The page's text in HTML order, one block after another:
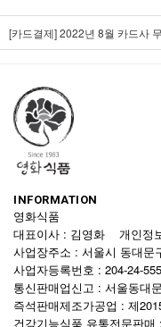
[카드결제] 2022년 8월 카드사
INFORMATION
영화식품
대표이사 : 김영화 개인정
사업장주소 : 서울시 동대문
사업자등록번호 : 204-24-
통신판매업신고 : 서울동대
즉석판매제조가공업 : 제
건강기능식품 유통전문판